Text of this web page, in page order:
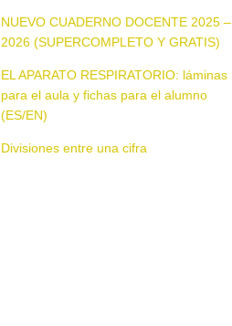
NUEVO CUADERNO DOCENTE 2025 –
2026 (SUPERCOMPLETO Y GRATIS)
EL APARATO RESPIRATORIO: láminas
para el aula y fichas para el alumno
(ES/EN)
Divisiones entre una cifra